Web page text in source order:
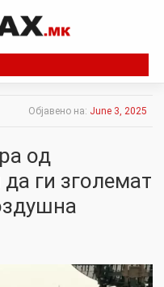
Објавено на: June 3, 2025
од
ги зголемат